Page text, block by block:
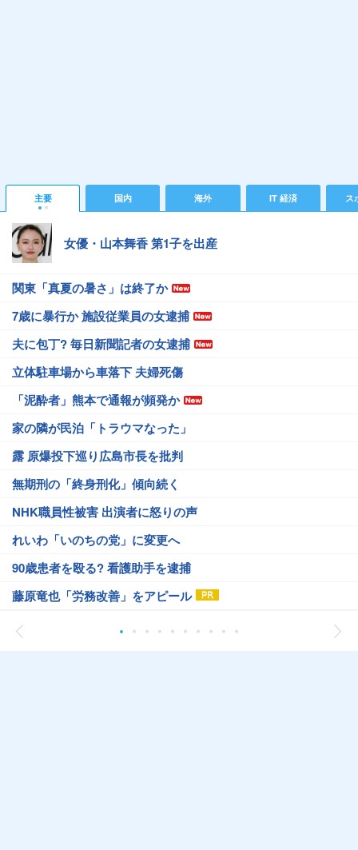
主要 国内 海外 IT 経済 ス
女優・山本舞香 第1子を出産
関東「真夏の暑さ」は終了か
7歳に暴行か 施設従業員の女逮捕
夫に包丁? 毎日新聞記者の女逮捕
立体駐車場から車落下 夫婦死傷
「泥酔者」熊本で通報が頻発か
家の隣が民泊「トラウマなった」
露 原爆投下巡り広島市長を批判
無期刑の「終身刑化」傾向続く
NHK職員性被害 出演者に怒りの声
れいわ「いのちの党」に変更へ
90歳患者を殴る? 看護助手を逮捕
藤原竜也「労務改善」をアピール